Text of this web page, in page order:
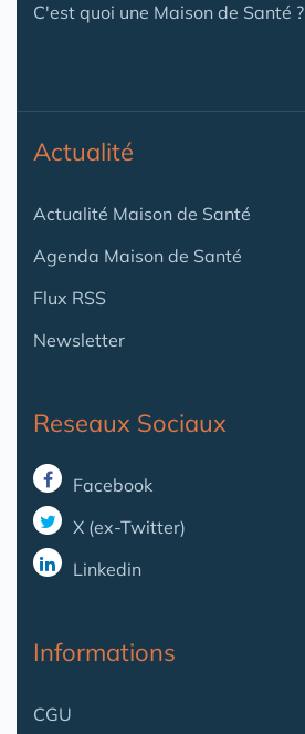
C'est quoi une Maison de Santé ?
Actualité
Actualité Maison de Santé
Agenda Maison de Santé
Flux RSS
Newsletter
Reseaux Sociaux
Facebook
X (ex-Twitter)
Linkedin
Informations
CGU